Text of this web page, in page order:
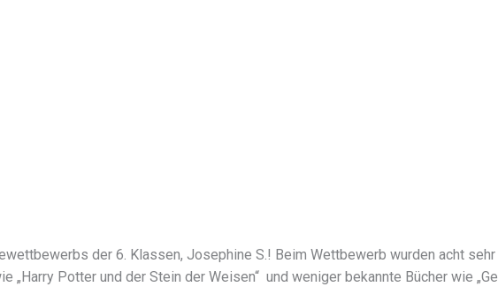
der 6. Klassen, Josephine S.! Beim Wettbewerb wurden acht sehr
Potter und der Stein der Weisen“ und weniger bekannte Bücher wie